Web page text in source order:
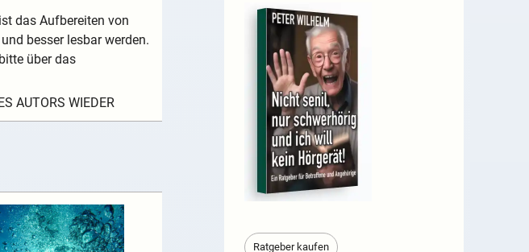
das Aufbereiten von
besser lesbar werden.
über das
AUTORS WIEDER
Ratgeber kaufen